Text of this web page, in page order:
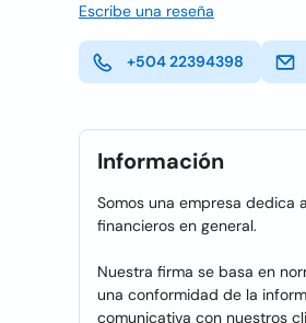
Escribe una reseña
+504 22394398
Información
Somos una empresa dedica
financieros en general.
Nuestra firma se basa en
una conformidad de la
comunicativa con nuestros